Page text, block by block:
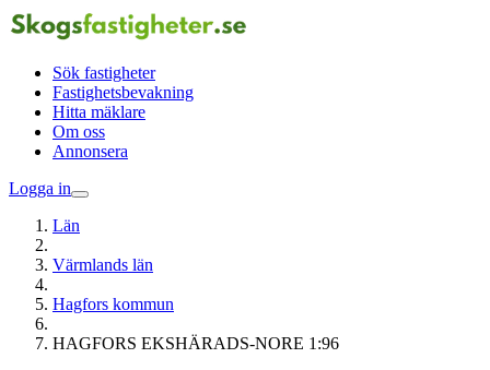
Sök fastigheter
Fastighetsbevakning
Hitta mäklare
Om oss
Annonsera
Logga in
Län
Värmlands län
Hagfors kommun
HAGFORS EKSHÄRADS-NORE 1:96